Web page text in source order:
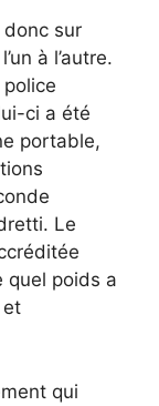
sur
à l’autre.
police
ci a été
portable,
Le
quel poids a
et
qui